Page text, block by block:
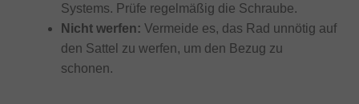
Systems. Prüfe regelmäßig die Schraube.
Nicht werfen: Vermeide es, das Rad unnötig auf
den Sattel zu werfen, um den Bezug zu
schonen.